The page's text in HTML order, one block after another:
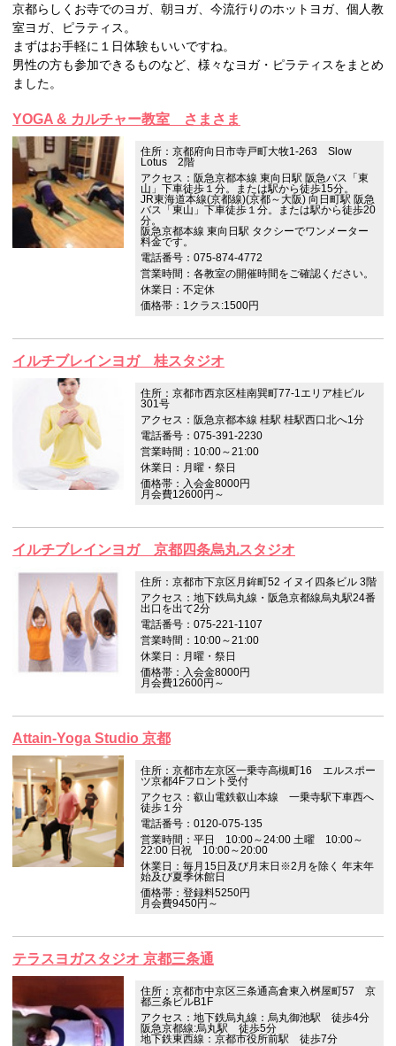
京都らしくお寺でのヨガ、朝ヨガ、今流行りのホットヨガ、個人教
室ヨガ、ピラティス。
まずはお手軽に１日体験もいいですね。
男性の方も参加できるものなど、様々なヨガ・ピラティスをまとめ
ました。
YOGA & カルチャー教室 さまさま
住所：京都府向日市寺戸町大牧1-263 Slow
Lotus 2階
アクセス：阪急京都本線 東向日駅 阪急バス「東
山」下車徒歩１分。または駅から徒歩15分。
JR東海道本線(京都線)(京都～大阪) 向日町駅 阪急
バス「東山」下車徒歩１分。または駅から徒歩20
分。
阪急京都本線 東向日駅 タクシーでワンメーター
料金です。
電話番号：075-874-4772
営業時間：各教室の開催時間をご確認ください。
休業日：不定休
価格帯：1クラス:1500円
イルチブレインヨガ 桂スタジオ
住所：京都市西京区桂南巽町77-1エリア桂ビル
301号
アクセス：阪急京都本線 桂駅 桂駅西口北へ1分
電話番号：075-391-2230
営業時間：10:00～21:00
休業日：月曜・祭日
価格帯：入会金8000円
月会費12600円～
イルチブレインヨガ 京都四条烏丸スタジオ
住所：京都市下京区月鉾町52 イヌイ四条ビル 3階
アクセス：地下鉄烏丸線・阪急京都線烏丸駅24番
出口を出て2分
電話番号：075-221-1107
営業時間：10:00～21:00
休業日：月曜・祭日
価格帯：入会金8000円
月会費12600円～
Attain-Yoga Studio 京都
住所：京都市左京区一乗寺高槻町16 エルスポー
ツ京都4Fフロント受付
アクセス：叡山電鉄叡山本線 一乗寺駅下車西へ
徒歩１分
電話番号：0120-075-135
営業時間：平日 10:00～24:00 土曜 10:00～
22:00 日祝 10:00～20:00
休業日：毎月15日及び月末日※2月を除く 年末年
始及び夏季休館日
価格帯：登録料5250円
月会費9450円～
テラスヨガスタジオ 京都三条通
住所：京都市中京区三条通高倉東入桝屋町57 京
都三条ビルB1F
アクセス：地下鉄烏丸線：烏丸御池駅 徒歩4分
阪急京都線:烏丸駅 徒歩5分
地下鉄東西線：京都市役所前駅 徒歩7分